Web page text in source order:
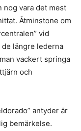
nog vara det mest
Åtminstone om
vid
de längre lederna
vackert springa
och
antyder är
bemärkelse.